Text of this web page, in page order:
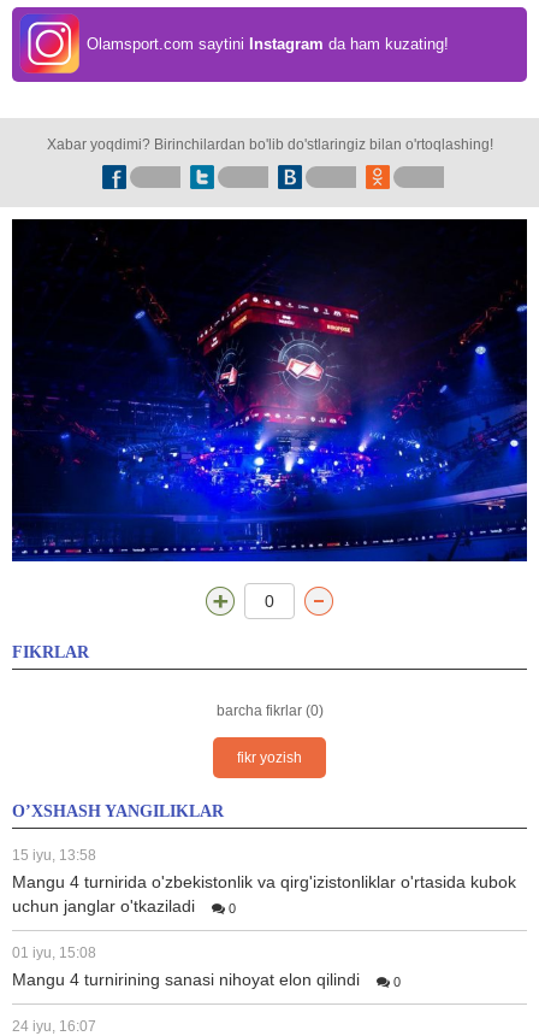
Olamsport.com saytini Instagram da ham kuzating!
Xabar yoqdimi? Birinchilardan bo'lib do'stlaringiz bilan o'rtoqlashing!
0
FIKRLAR
barcha fikrlar (0)
fikr yozish
O’XSHASH YANGILIKLAR
15 iyu, 13:58
Mangu 4 turnirida o'zbekistonlik va qirg'izistonliklar o'rtasida kubok
uchun janglar o'tkaziladi
0
01 iyu, 15:08
Mangu 4 turnirining sanasi nihoyat elon qilindi 0
24 iyu, 16:07